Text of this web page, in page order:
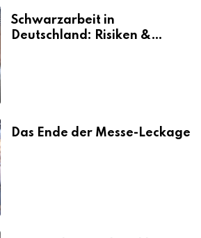
Schwarzarbeit in
Deutschland: Risiken &
Das Ende der Messe-Leckage